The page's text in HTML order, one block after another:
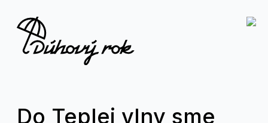
Do Teplej vlny sme